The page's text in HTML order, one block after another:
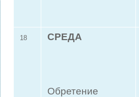
18 СРЕДА
Обретение